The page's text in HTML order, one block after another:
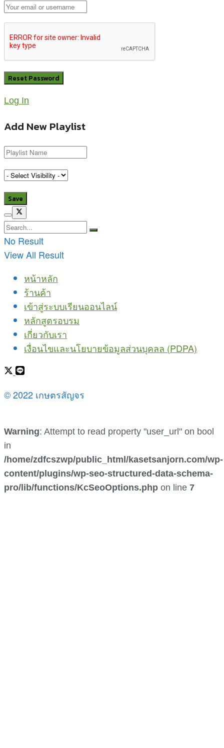
Log In
Add New Playlist
No Result
View All Result
หน้าหลัก
ร้านค้า
เข้าสู่ระบบเรียนออนไลน์
หลักสูตรอบรม
เกี่ยวกับเรา
เงื่อนไขและนโยบายข้อมูลส่วนบุคลล (PDPA)
© 2022 เกษตรสัญจร
Warning: Attempt to read property "user_url" on bool
in
/home/zdfcszwp/public_html/kasetsanjorn.com/wp-
content/plugins/wp-seo-structured-data-schema-
pro/lib/functions/KcSeoOptions.php on line 7